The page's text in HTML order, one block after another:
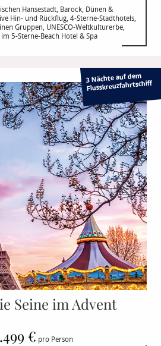
Hansestadt, Barock, Dünen &
Hin- und Rückflug, 4-Sterne-Stadthotels,
Gruppen, UNESCO-Weltkulturerbe,
5-Sterne-Beach Hotel & Spa
3 Nächte auf dem
Flusskreuzfahrtschiff
Seine im Advent
€ pro Person